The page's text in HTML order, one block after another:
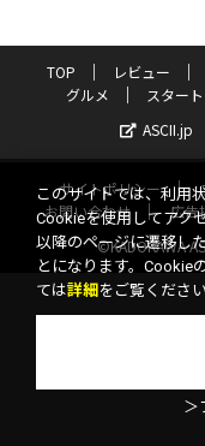
TOP レビュー
グルメ
スター
ASCII.jp
サイトポリシー
お問い合わせ
広告
©KADOKAWA
このサイトでは、利用
Cookieを使用してアク
以降のページに遷移し
とになります。Cookie
ては詳細 をご覧ください
＞